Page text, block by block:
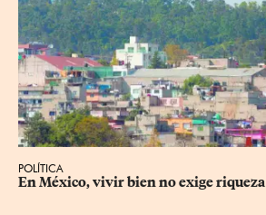
POLÍTICA
En México, vivir bien no exige riqueza